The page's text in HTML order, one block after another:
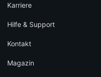
Karriere
Hilfe & Support
Kontakt
Magazin